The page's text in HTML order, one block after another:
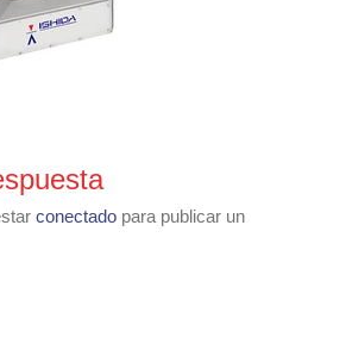
conectado para publicar un